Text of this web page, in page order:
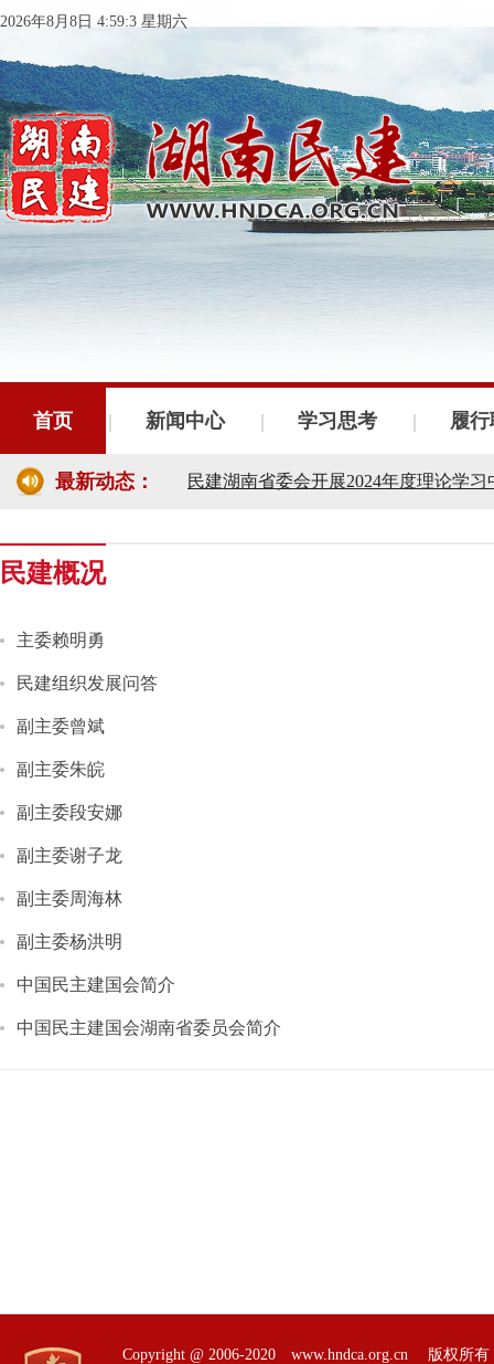
2026年8月8日 4:59:4 星期六
首页 新闻中心 学习思考 履
最新动态：
民建湖南省十届十次常委会议召开
民建湖南省委会开展2024年度理论学
民建概况
主委赖明勇
民建组织发展问答
副主委曾斌
副主委朱皖
副主委段安娜
副主委谢子龙
副主委周海林
副主委杨洪明
中国民主建国会简介
中国民主建国会湖南省委员会简介
Copyright @ 2006-2020 www.hndca.org.cn 版权所